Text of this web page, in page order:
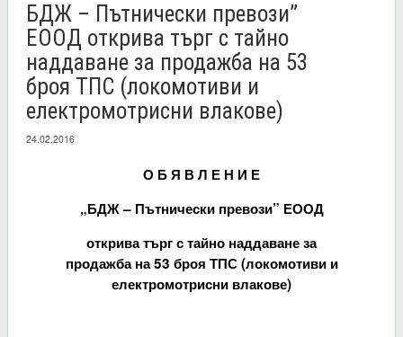
БДЖ – Пътнически превози”
ЕООД открива търг с тайно
наддаване за продажба на 53
броя ТПС (локомотиви и
електромотрисни влакове)
24.02.2016
О Б Я В Л Е Н И Е
„БДЖ – Пътнически превози” ЕООД
открива търг с тайно наддаване за
продажба на 53 броя ТПС (локомотиви и
електромотрисни влакове)